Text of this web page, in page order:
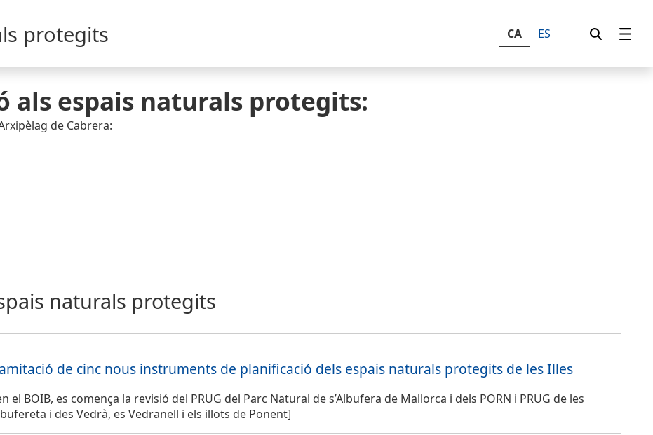
protegits CA ES
als espais naturals protegits:
de Cabrera:
naturals protegits
de cinc nous instruments de planificació dels espais naturals protegits de les Illes
el BOIB, es comença la revisió del PRUG del Parc Natural de s’Albufera de Mallorca i dels PORN i PRUG de les
i des Vedrà, es Vedranell i els illots de Ponent]